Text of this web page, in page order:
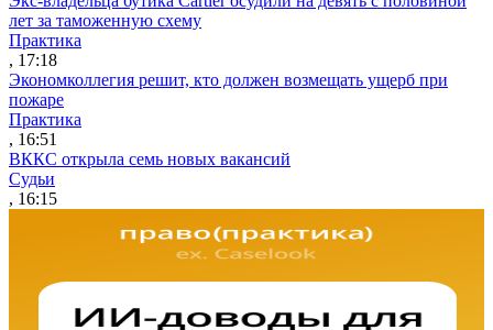
лет за таможенную схему
Практика
, 17:18
Экономколлегия решит, кто должен возмещать ущерб при
пожаре
Практика
, 16:51
ВККС открыла семь новых вакансий
Судьи
, 16:15